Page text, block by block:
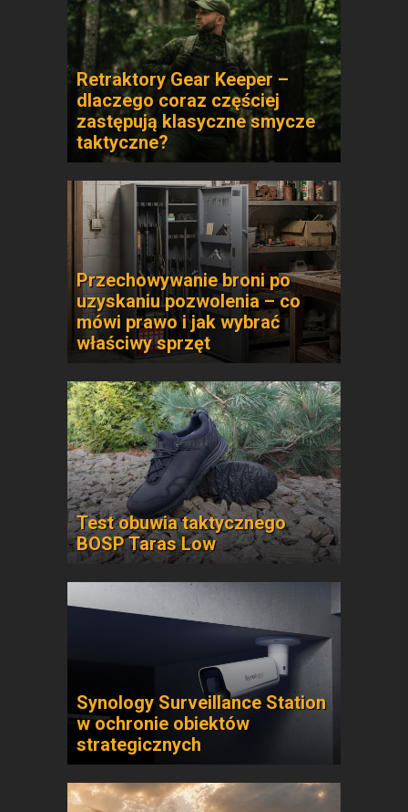
Retraktory Gear Keeper –
dlaczego coraz częściej
zastępują klasyczne smycze
taktyczne?
Przechowywanie broni po
uzyskaniu pozwolenia – co
mówi prawo i jak wybrać
właściwy sprzęt
Test obuwia taktycznego
BOSP Taras Low
Synology Surveillance Station
w ochronie obiektów
strategicznych